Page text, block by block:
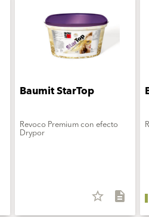
Baumit StarTop
Revoco Premium con efecto
Drypor
star_border description